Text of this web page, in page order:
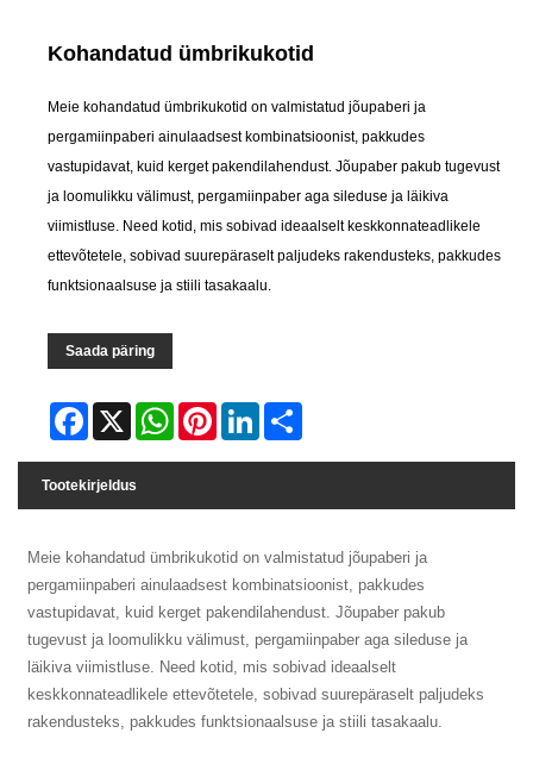
Kohandatud ümbrikukotid
Meie kohandatud ümbrikukotid on valmistatud jõupaberi ja
pergamiinpaberi ainulaadsest kombinatsioonist, pakkudes
vastupidavat, kuid kerget pakendilahendust. Jõupaber pakub tugevust
ja loomulikku välimust, pergamiinpaber aga sileduse ja läikiva
viimistluse. Need kotid, mis sobivad ideaalselt keskkonnateadlikele
ettevõtetele, sobivad suurepäraselt paljudeks rakendusteks, pakkudes
funktsionaalsuse ja stiili tasakaalu.
Saada päring
Facebook
X WhatsAppPinterestLinkedIn
Tootekirjeldus
Meie kohandatud ümbrikukotid on valmistatud jõupaberi ja
pergamiinpaberi ainulaadsest kombinatsioonist, pakkudes
vastupidavat, kuid kerget pakendilahendust. Jõupaber pakub
tugevust ja loomulikku välimust, pergamiinpaber aga sileduse ja
läikiva viimistluse. Need kotid, mis sobivad ideaalselt
keskkonnateadlikele ettevõtetele, sobivad suurepäraselt paljudeks
rakendusteks, pakkudes funktsionaalsuse ja stiili tasakaalu.